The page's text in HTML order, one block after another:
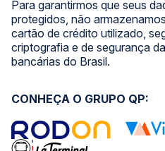
Para garantirmos que seus
protegidos, não
cartão de crédito utilizado,
criptografia e de segurança
bancárias do Brasil.
CONHEÇA O GRUPO QP: